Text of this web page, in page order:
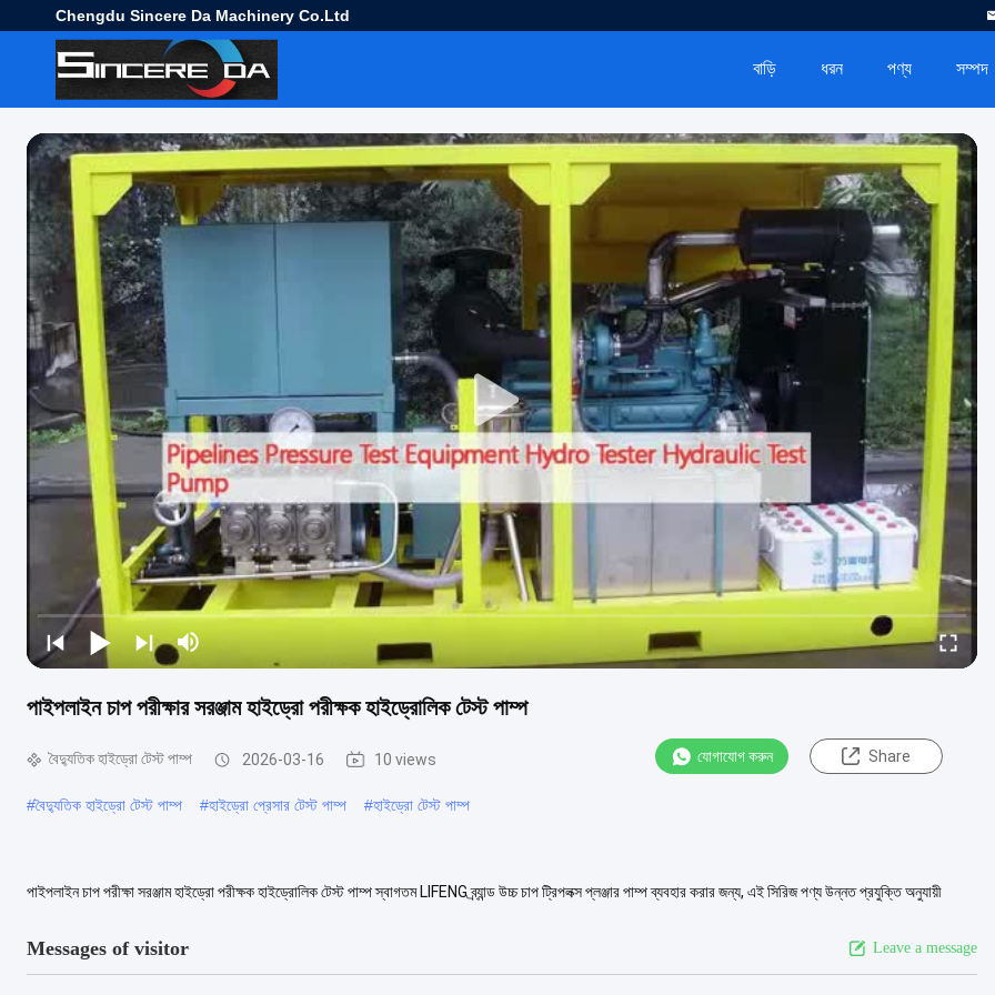
Chengdu Sincere Da Machinery Co.Ltd
বাড়ি ধরন পণ্য সম্পদ
পাইপলাইন চাপ পরীক্ষার সরঞ্জাম হাইড্রো পরীক্ষক হাইড্রোলিক টেস্ট পাম্প
বৈদ্যুতিক হাইড্রো টেস্ট পাম্প 2026-03-16 10 views যোগাযোগ করুন Share
#বৈদ্যুতিক হাইড্রো টেস্ট পাম্প #হাইড্রো প্রেসার টেস্ট পাম্প #হাইড্রো টেস্ট পাম্প
পাইপলাইন চাপ পরীক্ষা সরঞ্জাম হাইড্রো পরীক্ষক হাইড্রোলিক টেস্ট পাম্প স্বাগতম LIFENG ব্র্যান্ড উচ্চ চাপ ট্রিপলক্স প্লঞ্জার পাম্প ব্যবহার করার জন্য, এই সিরিজ পণ্য উন্নত প্রযুক্তি অনুযায়ী
Messages of visitor Leave a message